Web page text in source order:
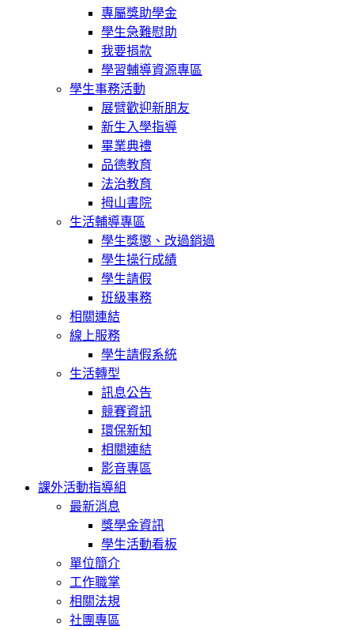
專屬獎助學金
學生急難慰助
我要捐款
學習輔導資源專區
學生事務活動
展臂歡迎新朋友
新生入學指導
畢業典禮
品德教育
法治教育
拇山書院
生活輔導專區
學生獎懲、改過銷過
學生操行成績
學生請假
班級事務
相關連結
線上服務
學生請假系統
生活轉型
訊息公告
競賽資訊
環保新知
相關連結
影音專區
課外活動指導組
最新消息
獎學金資訊
學生活動看板
單位簡介
工作職掌
相關法規
社團專區